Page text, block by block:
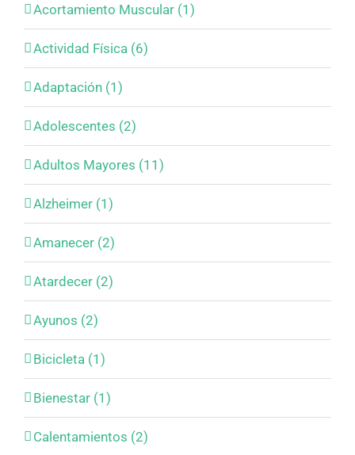
Acortamiento Muscular (1)
Actividad Física (6)
Adaptación (1)
Adolescentes (2)
Adultos Mayores (11)
Alzheimer (1)
Amanecer (2)
Atardecer (2)
Ayunos (2)
Bicicleta (1)
Bienestar (1)
Calentamientos (2)